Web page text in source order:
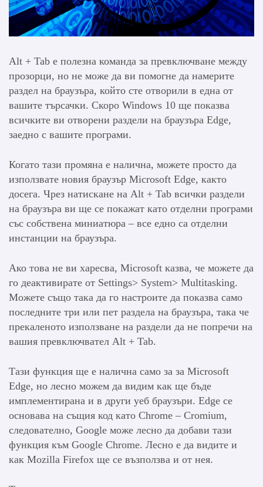
Alt + Tab е полезна команда за превключване между
прозорци, но не може да ви помогне да намерите
раздел на браузъра, който сте отворили в една от
вашите търсачки. Скоро Windows 10 ще показва
всичките ви отворени раздели на браузъра Edge,
заедно с вашите програми.
Когато тази промяна е налична, можете просто да
използвате новия браузър Microsoft Edge, както
досега. Чрез натискане на Alt + Tab всички раздели
на браузъра ви ще се покажат като отделни програми
със собствена миниатюра – все едно са отделни
инстанции на браузъра.
Ако това не ви харесва, Microsoft казва, че можете да
го деактивирате от Settings> System> Multitasking.
Можете също така да го настроите да показва само
последните три или пет раздела на браузъра, така че
прекаленото използване на раздели да не попречи на
вашия превключвател Alt + Tab.
Тази функция ще е налична само за за Microsoft
Edge, но лесно можем да видим как ще бъде
имплементирана и в други уеб браузъри. Edge се
основава на същия код като Chrome – Cromium,
следователно, Google може лесно да добави тази
функция към Google Chrome. Лесно е да видите и
как Mozilla Firefox ще се възползва и от нея.